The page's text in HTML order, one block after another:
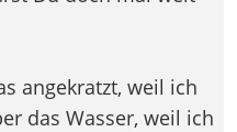
angekratzt, weil ich
das Wasser, weil ich